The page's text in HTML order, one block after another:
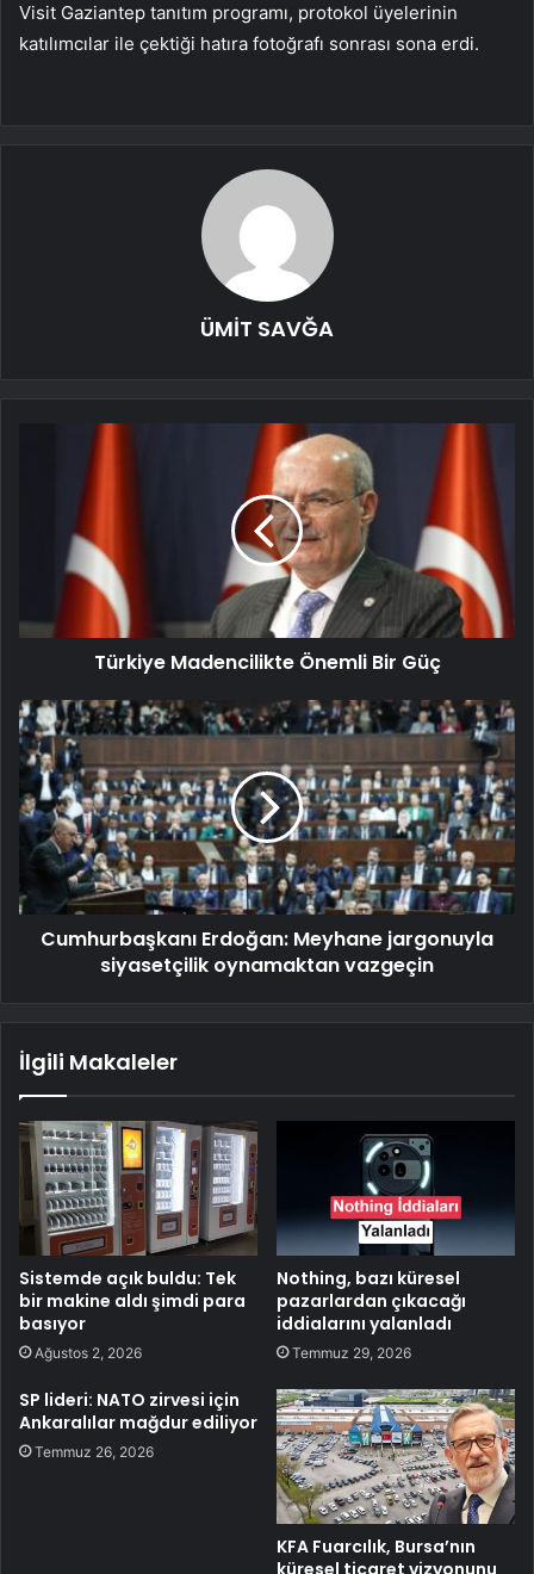
Visit Gaziantep tanıtım programı, protokol üyelerinin
katılımcılar ile çektiği hatıra fotoğrafı sonrası sona erdi.
ÜMİT SAVĞA
Türkiye Madencilikte Önemli Bir Güç
Cumhurbaşkanı Erdoğan: Meyhane jargonuyla
siyasetçilik oynamaktan vazgeçin
İlgili Makaleler
Sistemde açık buldu: Tek
bir makine aldı şimdi para
basıyor
Ağustos 2, 2026
Nothing, bazı küresel
pazarlardan çıkacağı
iddialarını yalanladı
Temmuz 29, 2026
SP lideri: NATO zirvesi için
Ankaralılar mağdur ediliyor
Temmuz 26, 2026
KFA Fuarcılık, Bursa’nın
küresel ticaret vizyonunu